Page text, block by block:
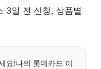
3일 전 신청, 상품별
요!나의 롯데카드 이